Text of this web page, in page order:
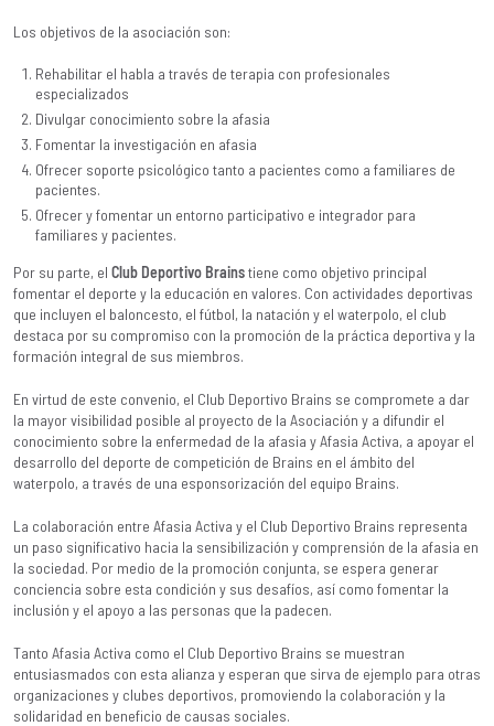
Los objetivos de la asociación son:
Rehabilitar el habla a través de terapia con profesionales
especializados
Divulgar conocimiento sobre la afasia
Fomentar la investigación en afasia
Ofrecer soporte psicológico tanto a pacientes como a familiares de
pacientes.
Ofrecer y fomentar un entorno participativo e integrador para
familiares y pacientes.
Por su parte, el Club Deportivo Brainstiene como objetivo principal
fomentar el deporte y la educación en valores. Con actividades deportivas
que incluyen el baloncesto, el fútbol, la natación y el waterpolo, el club
destaca por su compromiso con la promoción de la práctica deportiva y la
formación integral de sus miembros.
En virtud de este convenio, el Club Deportivo Brains se compromete a dar
la mayor visibilidad posible al proyecto de la Asociación y a difundir el
conocimiento sobre la enfermedad de la afasia y Afasia Activa, a apoyar el
desarrollo del deporte de competición de Brains en el ámbito del
waterpolo, a través de una esponsorización del equipo Brains.
La colaboración entre Afasia Activa y el Club Deportivo Brains representa
un paso significativo hacia la sensibilización y comprensión de la afasia en
la sociedad. Por medio de la promoción conjunta, se espera generar
conciencia sobre esta condición y sus desafíos, así como fomentar la
inclusión y el apoyo a las personas que la padecen.
Tanto Afasia Activa como el Club Deportivo Brains se muestran
entusiasmados con esta alianza y esperan que sirva de ejemplo para otras
organizaciones y clubes deportivos, promoviendo la colaboración y la
solidaridad en beneficio de causas sociales.